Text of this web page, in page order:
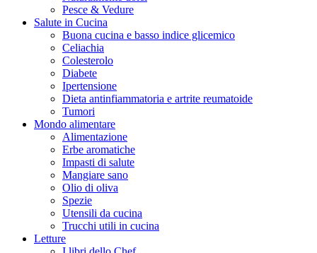
Pesce & Vedure
Salute in Cucina
Buona cucina e basso indice glicemico
Celiachia
Colesterolo
Diabete
Ipertensione
Dieta antinfiammatoria e artrite reumatoide
Tumori
Mondo alimentare
Alimentazione
Erbe aromatiche
Impasti di salute
Mangiare sano
Olio di oliva
Spezie
Utensili da cucina
Trucchi utili in cucina
Letture